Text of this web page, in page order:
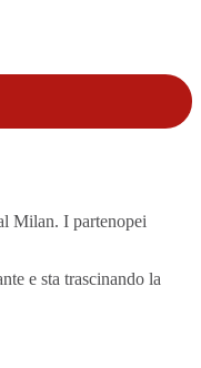
Milan. I partenopei
e sta trascinando la